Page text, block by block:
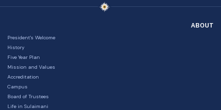
ABOUT
President's Welcome
History
Five Year Plan
Mission and Values
Accreditation
Campus
Board of Trustees
Life in Sulaimani